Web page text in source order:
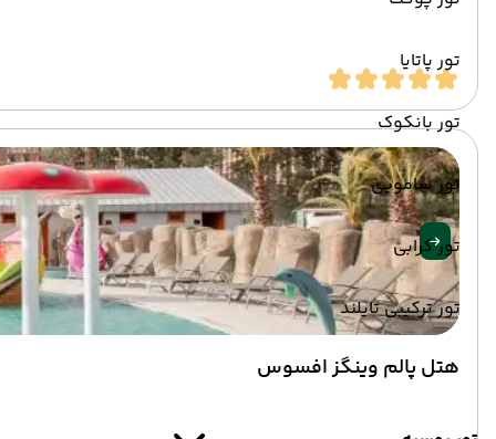
تور پاتایا
تور بانکوک
تور سامویی
تور کرابی
تور ترکیبی تایلند
هتل پالم وینگز افسوس